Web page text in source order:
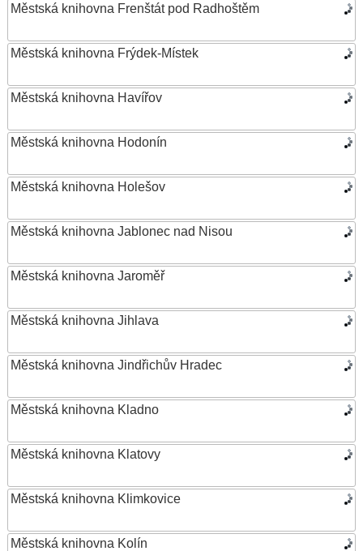
Městská knihovna Frenštát pod Radhoštěm
Městská knihovna Frýdek-Místek
Městská knihovna Havířov
Městská knihovna Hodonín
Městská knihovna Holešov
Městská knihovna Jablonec nad Nisou
Městská knihovna Jaroměř
Městská knihovna Jihlava
Městská knihovna Jindřichův Hradec
Městská knihovna Kladno
Městská knihovna Klatovy
Městská knihovna Klimkovice
Městská knihovna Kolín